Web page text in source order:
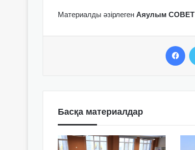
Материалды әзірлеген Аяулым СОВЕТ
Басқа материалдар